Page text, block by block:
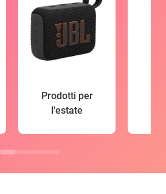
Prodotti per
l'estate